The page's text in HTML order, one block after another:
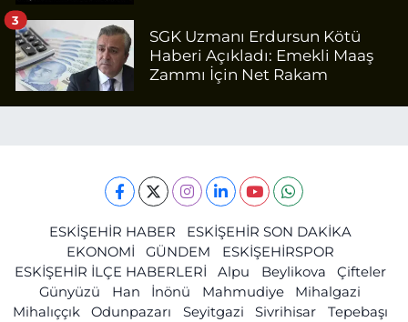
SGK Uzmanı Erdursun Kötü
Haberi Açıkladı: Emekli Maaş
Zammı İçin Net Rakam
3
ESKİŞEHİR HABER
ESKİŞEHİR SON DAKİKA
EKONOMİ
GÜNDEM
ESKİŞEHİRSPOR
ESKİŞEHİR İLÇE HABERLERİ
Alpu Beylikova
Çifteler
Günyüzü
Han İnönü Mahmudiye
Mihalgazi
Mihalıççık
Odunpazarı Seyitgazi Sivrihisar
Tepebaşı